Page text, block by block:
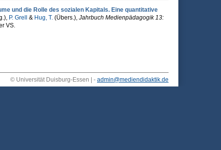
und die Rolle des sozialen Kapitals. Eine quantitative
P. Grell & Hug, T.(Übers.), Jahrbuch Medienpädagogik 13:
VS.
© Universität Duisburg-Essen | - admin@mediendidaktik.de